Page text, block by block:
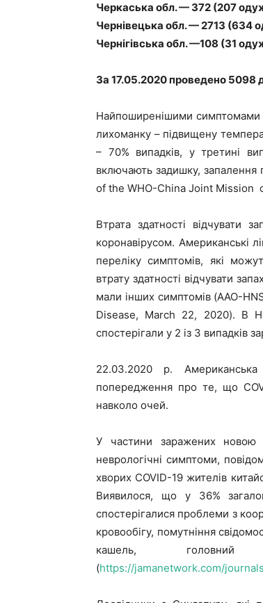
Черкаська обл. — 372 (207
Чернівецька обл. — 2713 (634
Чернігівська обл. —108 (31
За 17.05.2020 проведено 5098
Найпоширенішими симптомами
лихоманку – підвищену
– 70% випадків, у третині
включають задишку, запалення
of the WHO-China Joint Mission
Втрата здатності відчувати
коронавірусом. Американські
переліку симптомів, які
втрату здатності відчувати
мали інших симптомів (AAO-
Disease, March 22, 2020). В
спостерігали у 2 із 3 випадків
22.03.2020 р. Американська
попередження про те, що
навколо очей.
У частини заражених новою
неврологічні симптоми,
хворих COVID-19 жителів
Виявилося, що у 36%
спостерігалися проблеми з
кровообігу, помутніння
кашель,
(https://jamanetwork.com/